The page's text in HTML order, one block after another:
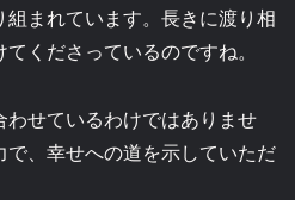
まれています。長きに渡り相
くださっているのですね。
せているわけではありませ
、幸せへの道を示していただ